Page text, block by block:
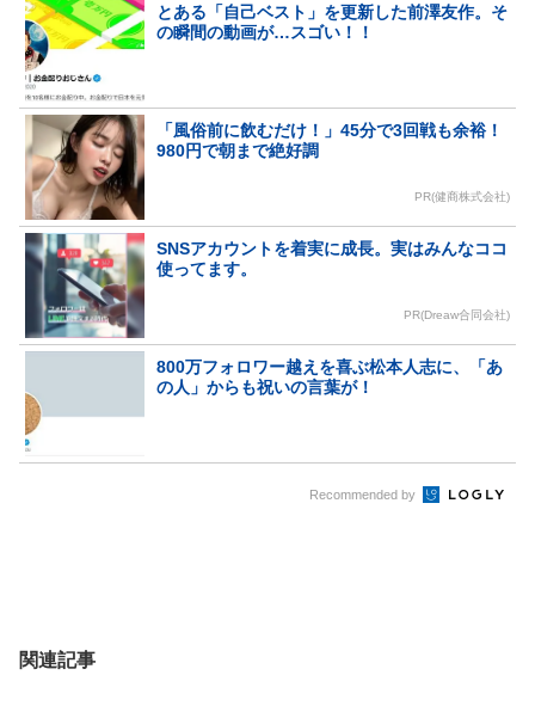
とある「自己ベスト」を更新した前澤友作。そ
の瞬間の動画が…スゴい！！
「風俗前に飲むだけ！」45分で3回戦も余裕！
980円で朝まで絶好調
PR(健商株式会社)
SNSアカウントを着実に成長。実はみんなココ
使ってます。
PR(Dreaw合同会社)
800万フォロワー越えを喜ぶ松本人志に、「あ
の人」からも祝いの言葉が！
Recommended by
関連記事